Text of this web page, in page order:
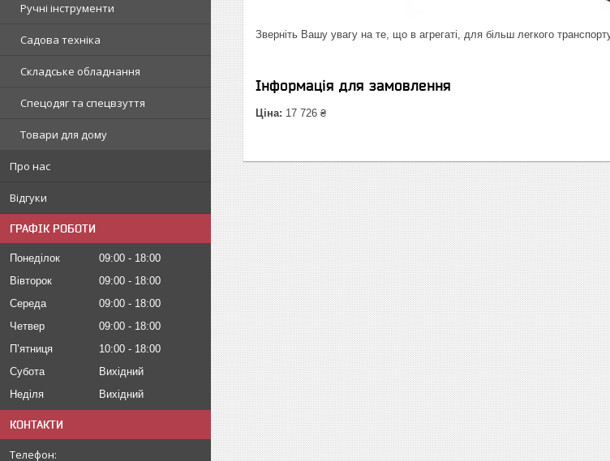
Ручні інструменти
Садова техніка
Складське обладнання
Спецодяг та спецвзуття
Товари для дому
Про нас
Відгуки
ГРАФІК РОБОТИ
Понеділок 09:00
18:00
Вівторок
09:00
18:00
Середа
09:00
18:00
Четвер
09:00
18:00
Пʼятниця
10:00
18:00
Субота
Вихідний
Неділя
Вихідний
КОНТАКТИ
Зверніть Вашу увагу на те, що в агрегаті, для більш легкого
Інформація для замовлення
Ціна: 17 726 ₴